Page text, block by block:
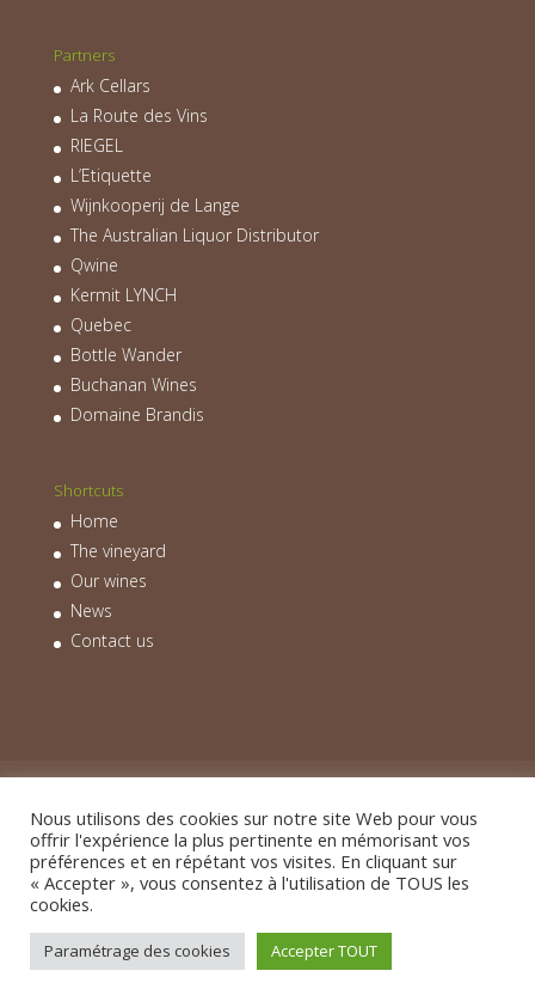
Partners
Ark Cellars
La Route des Vins
RIEGEL
L’Etiquette
Wijnkooperij de Lange
The Australian Liquor Distributor
Qwine
Kermit LYNCH
Quebec
Bottle Wander
Buchanan Wines
Domaine Brandis
Shortcuts
Home
The vineyard
Our wines
News
Contact us
Our wines News Contact us
Legal notice - Mentions légales
byBourdon Conseil-Graphisme Studio Lupi
Website pages translated by Kiera Byrne - Automatic
translation by Lingotek
Nous utilisons des cookies sur notre site Web pour vous
offrir l'expérience la plus pertinente en mémorisant vos
préférences et en répétant vos visites. En cliquant sur
« Accepter », vous consentez à l'utilisation de TOUS les
cookies.
Paramétrage des cookies Accepter TOUT